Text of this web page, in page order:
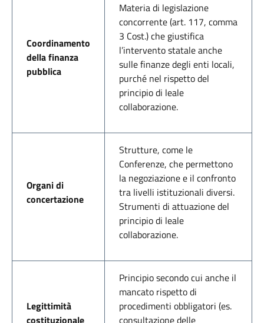
Coordinamento
della finanza
pubblica
Materia di legislazione
concorrente (art. 117, comma
3 Cost.) che giustifica
l’intervento statale anche
sulle finanze degli enti locali,
purché nel rispetto del
principio di leale
collaborazione.
Organi di
concertazione
Strutture, come le
Conferenze, che permettono
la negoziazione e il confronto
tra livelli istituzionali diversi.
Strumenti di attuazione del
principio di leale
collaborazione.
Legittimità
costituzionale
Principio secondo cui anche il
mancato rispetto di
procedimenti obbligatori (es.
consultazione delle